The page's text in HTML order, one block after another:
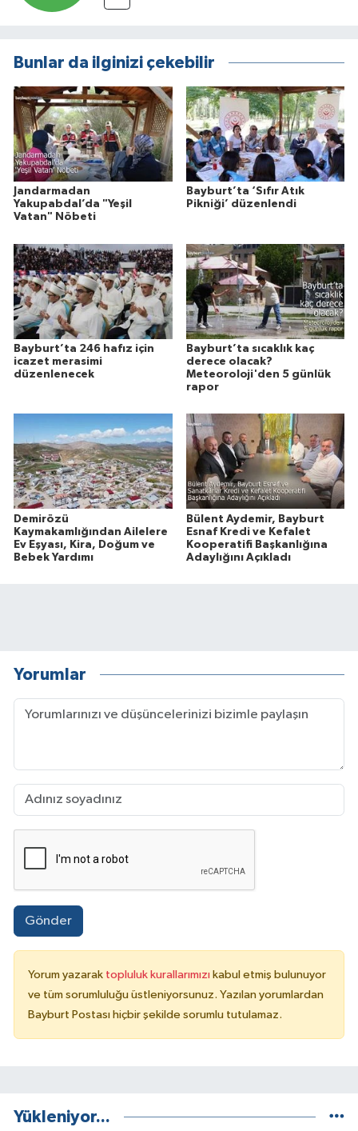
Bunlar da ilginizi çekebilir
Jandarmadan
Yakupabdal’da "Yeşil
Vatan" Nöbeti
Bayburt’ta ‘Sıfır Atık
Pikniği’ düzenlendi
Bayburt’ta 246 hafız için
icazet merasimi
düzenlenecek
Bayburt’ta sıcaklık kaç
derece olacak?
Meteoroloji'den 5 günlük
rapor
Demirözü
Kaymakamlığından Ailelere
Ev Eşyası, Kira, Doğum ve
Bebek Yardımı
Bülent Aydemir, Bayburt
Esnaf Kredi ve Kefalet
Kooperatifi Başkanlığına
Adaylığını Açıkladı
Yorumlar
Gönder
Yorum yazarak topluluk kurallarımızı kabul etmiş bulunuyor
ve tüm sorumluluğu üstleniyorsunuz. Yazılan yorumlardan
Bayburt Postası hiçbir şekilde sorumlu tutulamaz.
Yükleniyor...